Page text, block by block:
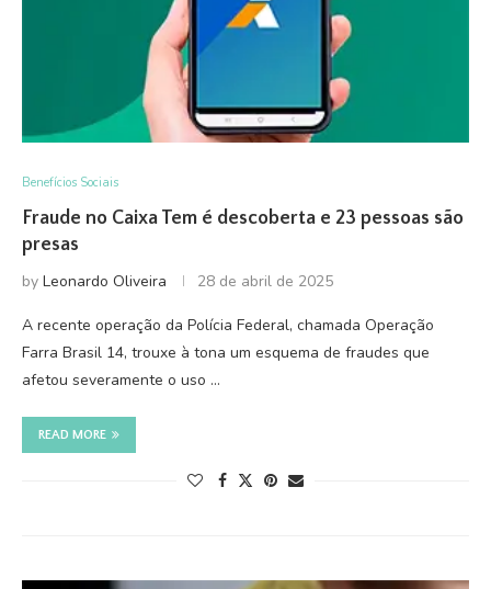
Benefícios Sociais
Fraude no Caixa Tem é descoberta e 23 pessoas são
presas
by Leonardo Oliveira 28 de abril de 2025
A recente operação da Polícia Federal, chamada Operação
Farra Brasil 14, trouxe à tona um esquema de fraudes que
afetou severamente o uso …
READ MORE